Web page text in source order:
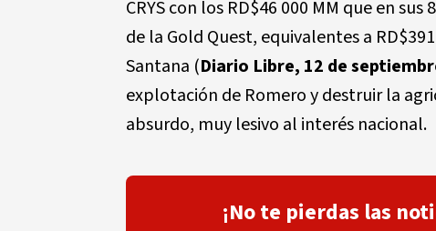
CRYS con los RD$46 000 MM que en
de la Gold Quest, equivalentes a
Santana (Diario Libre, 12 de
explotación de Romero y destruir la
absurdo, muy lesivo al interés nacional.
¡No te pierdas las